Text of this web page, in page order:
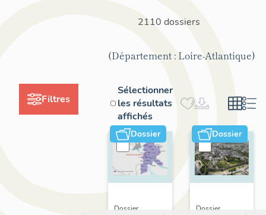
Filtres
2110 dossiers
(Département : Loire-Atlantique)
Sélectionner
les résultats
affichés
Dossier
Dossier
Dossier
Dossier